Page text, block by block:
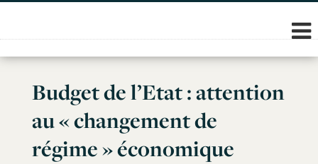
Skip
content
Budget de l’Etat : attention
au « changement de
régime » économique